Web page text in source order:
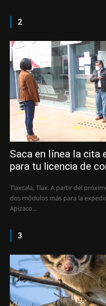
2
Saca en línea la cita
para tu licencia de
Tlaxcala, Tlax. A partir del
dos módulos más para la
Apizaco...
3